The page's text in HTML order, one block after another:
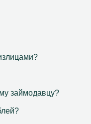
займодавцу?